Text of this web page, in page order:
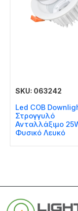
SKU: 063242
Led COB
Στρογγυλό
Ανταλλάξιμο
Φυσικό Λευκό